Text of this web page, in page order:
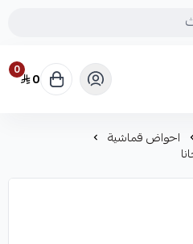
0 0
احواض قماشية